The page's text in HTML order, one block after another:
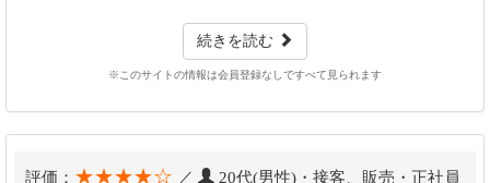
続きを読む
※このサイトの情報は会員登録なしですべて見られます
評価： ★★★★☆ ／ 20代(男性)・接客、販売・正社員